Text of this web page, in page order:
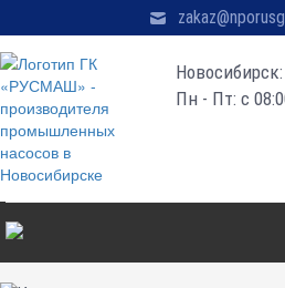
Новосибирск:
Пн - Пт: с